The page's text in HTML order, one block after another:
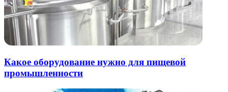
Какое оборудование нужно для пищевой
промышленности